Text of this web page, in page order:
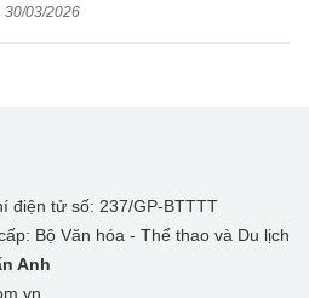
30/03/2026
điện tử số: 237/GP-BTTTT
Bộ Văn hóa - Thể thao và Du lịch
Anh